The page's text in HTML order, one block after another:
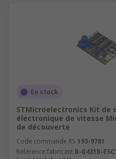
En stock
STMicroelectronics Kit de
électronique de vitesse
de découverte
Code commande RS 193-9781
Référence fabricant B-G431B-